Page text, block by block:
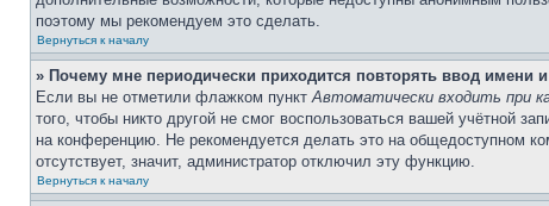
поэтому мы рекомендуем это сделать.
Вернуться к началу
» Почему мне периодически приходится повторять ввод имени
Если вы не отметили флажком пунктАвтоматически входить при
того, чтобы никто другой не смог воспользоваться вашей учётной
на конференцию. Не рекомендуется делать это на общедоступном
отсутствует, значит, администратор отключил эту функцию.
Вернуться к началу